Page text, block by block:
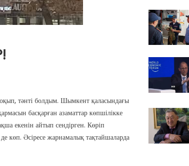
оқып, тәнті болдым. Шымкент қаласындағы
басқарған азаматтар көпшілікке
екенін айтып сендірген. Көріп
көп. Әсіресе жарнамалық тақтайшаларда